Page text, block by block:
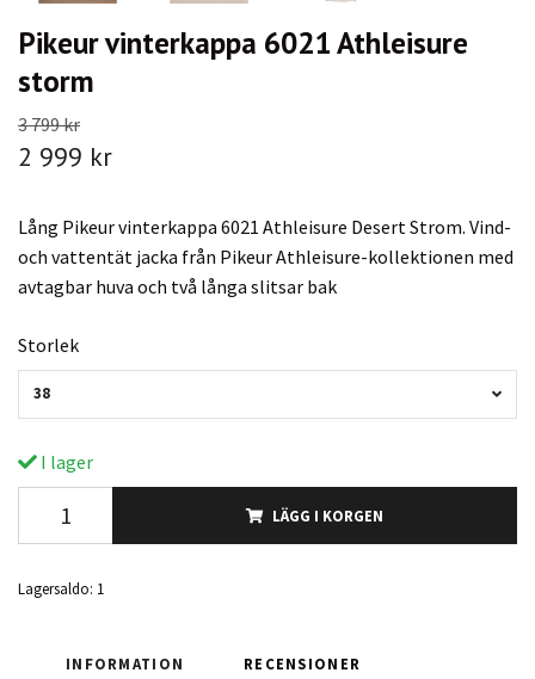
Pikeur vinterkappa 6021 Athleisure
storm
3 799 kr
2 999 kr
Lång Pikeur vinterkappa 6021 Athleisure Desert Strom. Vind-
och vattentät jacka från Pikeur Athleisure-kollektionen med
avtagbar huva och två långa slitsar bak
Storlek
38
I lager
LÄGG I KORGEN
Lagersaldo: 1
INFORMATION RECENSIONER